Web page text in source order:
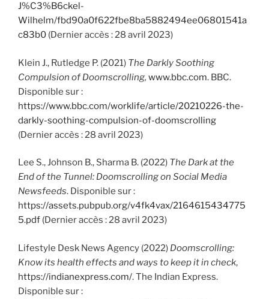
J%C3%B6ckel-
Wilhelm/fbd90a0f622fbe8ba5882494ee06801541a
c83b0 (Dernier accès : 28 avril 2023)
Klein J., Rutledge P. (2021) The Darkly Soothing
Compulsion of Doomscrolling, www.bbc.com. BBC.
Disponible sur :
https://www.bbc.com/worklife/article/20210226-the-
darkly-soothing-compulsion-of-doomscrolling
(Dernier accès : 28 avril 2023)
Lee S., Johnson B., Sharma B. (2022) The Dark at the
End of the Tunnel: Doomscrolling on Social Media
Newsfeeds. Disponible sur :
https://assets.pubpub.org/v4fk4vax/2164615434775
5.pdf (Dernier accès : 28 avril 2023)
Lifestyle Desk News Agency (2022) Doomscrolling:
Know its health effects and ways to keep it in check,
https://indianexpress.com/. The Indian Express.
Disponible sur :